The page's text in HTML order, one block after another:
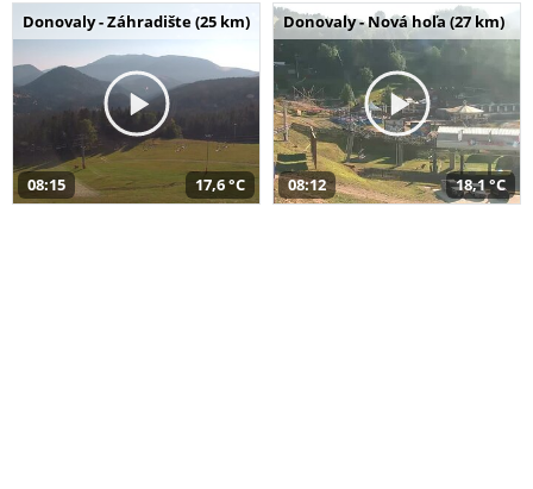
Donovaly - Záhradište (25 km)
08:15 17,6 °C
Donovaly - Nová hoľa (27 km)
08:12 18,1 °C